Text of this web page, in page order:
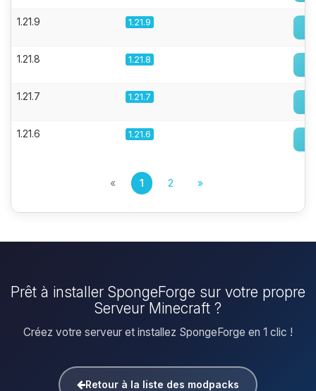
1.21.9 1.21.9
1.21.8 1.21.8
1.21.7 1.21.7
1.21.6 1.21.6
« 1 2 »
Prêt à installer SpongeForge sur votre propre
Serveur Minecraft ?
Créez votre serveur et installez SpongeForge en 1 clic !
Retour à la liste des modpacks